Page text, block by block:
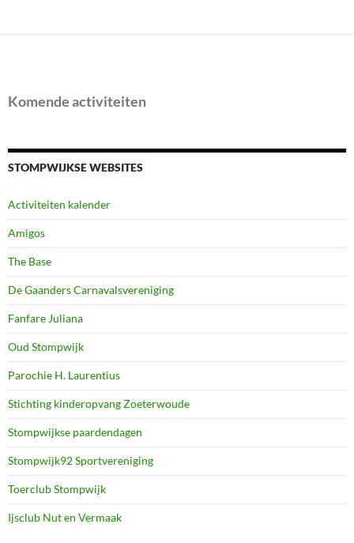
Komende activiteiten
STOMPWIJKSE WEBSITES
Activiteiten kalender
Amigos
The Base
De Gaanders Carnavalsvereniging
Fanfare Juliana
Oud Stompwijk
Parochie H. Laurentius
Stichting kinderopvang Zoeterwoude
Stompwijkse paardendagen
Stompwijk92 Sportvereniging
Toerclub Stompwijk
Ijsclub Nut en Vermaak